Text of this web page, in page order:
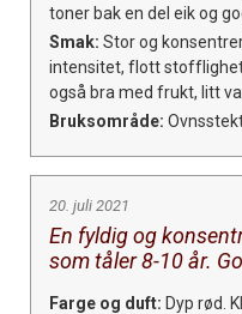
toner bak en del eik og
Smak: Stor og
intensitet, flott
også bra med frukt, litt
Bruksområde:
20. juli 2021
En fyldig og
som tåler 8-10 år.
Farge og duft: Dyp rød.